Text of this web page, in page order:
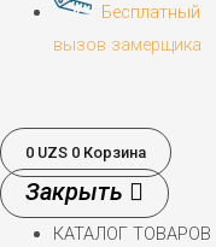
Бесплатный
вызов замерщика
0 UZS 0 Корзина
КАТАЛОГ ТОВАРОВ